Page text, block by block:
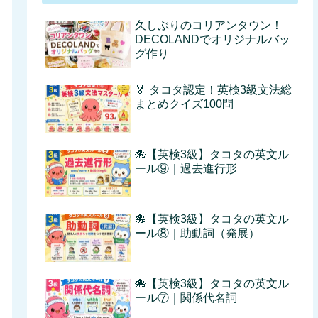
久しぶりのコリアンタウン！
DECOLANDでオリジナルバッ
グ作り
🏅 タコタ認定！英検3級文法総
まとめクイズ100問
🐙【英検3級】タコタの英文ル
ール⑨｜過去進行形
🐙【英検3級】タコタの英文ル
ール⑧｜助動詞（発展）
🐙【英検3級】タコタの英文ル
ール⑦｜関係代名詞